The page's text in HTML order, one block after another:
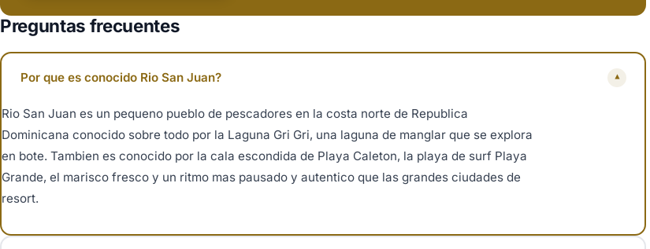
Preguntas frecuentes
Por que es conocido Rio San Juan? ▾
Rio San Juan es un pequeno pueblo de pescadores en la costa norte de Republica
Dominicana conocido sobre todo por la Laguna Gri Gri, una laguna de manglar que se explora
en bote. Tambien es conocido por la cala escondida de Playa Caleton, la playa de surf Playa
Grande, el marisco fresco y un ritmo mas pausado y autentico que las grandes ciudades de
resort.